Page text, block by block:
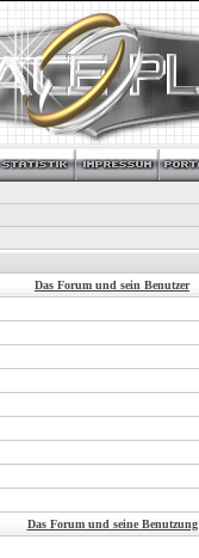
Das Forum und sein Benutzer
Das Forum und seine Benutzung